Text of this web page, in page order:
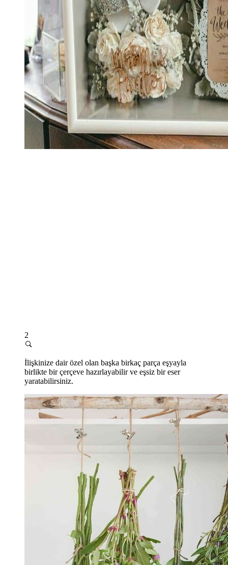
2
İlişkinize dair özel olan başka birkaç parça eşyayla
birlikte bir çerçeve hazırlayabilir ve eşsiz bir eser
yaratabilirsiniz.